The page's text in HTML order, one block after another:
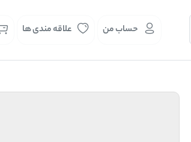
حساب من علاقه مندی ها